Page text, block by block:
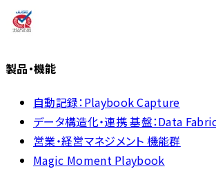
製品・機能
自動記録：Playbook Capture
データ構造化・連携 基盤：Data
営業・経営マネジメント 機能群
Magic Moment Playbook